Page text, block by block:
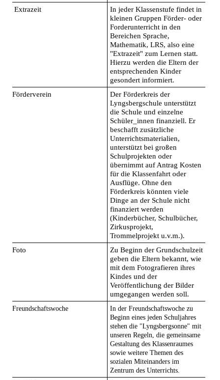
Extrazeit
In jeder Klassenstufe findet in
kleinen Gruppen Förder- oder
Forderunterricht in den
Bereichen Sprache,
Mathematik, LRS, also eine
"Extrazeit" zum Lernen statt.
Hierzu werden die Eltern der
entsprechenden Kinder
gesondert informiert.
Förderverein
Der Förderkreis der
Lyngsbergschule unterstützt
die Schule und einzelne
Schüler_innen finanziell. Er
beschafft zusätzliche
Unterrichtsmaterialien,
unterstützt bei großen
Schulprojekten oder
übernimmt auf Antrag Kosten
für die Klassenfahrt oder
Ausflüge. Ohne den
Förderkreis könnten viele
Dinge an der Schule nicht
finanziert werden
(Kinderbücher, Schulbücher,
Zirkusprojekt,
Trommelprojekt u.v.m.).
Foto
Zu Beginn der Grundschulzeit
geben die Eltern bekannt, wie
mit dem Fotografieren ihres
Kindes und der
Veröffentlichung der Bilder
umgegangen werden soll.
Freundschaftswoche
In der Freundschaftswoche zu
Beginn eines jeden Schuljahres
stehen die "Lyngsbergsonne" mit
unseren Regeln, die gemeinsame
Gestaltung des Klassenraumes
sowie weitere Themen des
sozialen Miteinanders im
Zentrum des Unterrichts.